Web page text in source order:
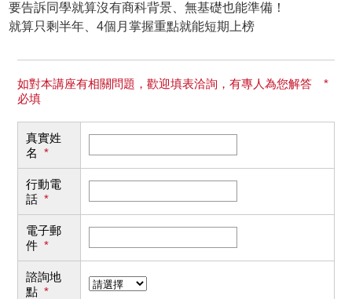
要告訴同學就算沒有商科背景、無基礎也能準備！
就算只剩半年、4個月掌握重點就能短期上榜
如對本講座有相關問題，歡迎填表洽詢，有專人為您解答 *
必填
真實姓
名 *
行動電
話 *
電子郵
件 *
諮詢地
點 *